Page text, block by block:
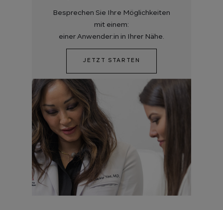
Besprechen Sie Ihre Möglichkeiten
mit einem:
einer Anwender:in in Ihrer Nähe.
JETZT STARTEN